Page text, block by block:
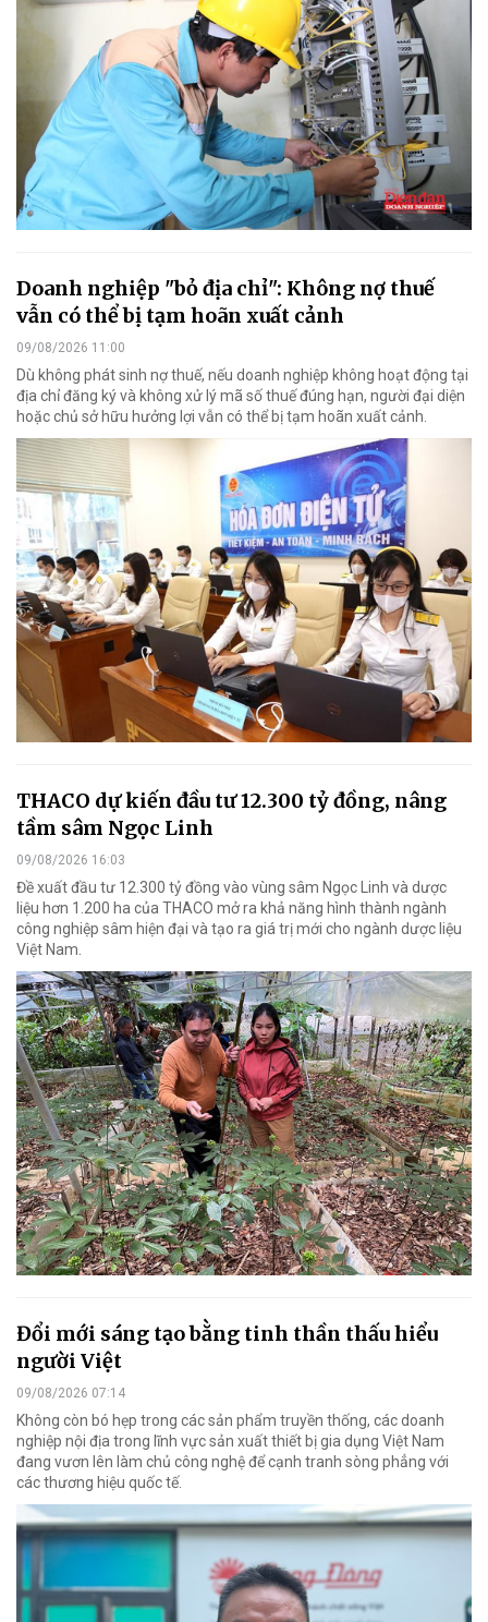
Doanh nghiệp "bỏ địa chỉ": Không nợ thuế
vẫn có thể bị tạm hoãn xuất cảnh
09/08/2026 11:00
Dù không phát sinh nợ thuế, nếu doanh nghiệp không hoạt động tại
địa chỉ đăng ký và không xử lý mã số thuế đúng hạn, người đại diện
hoặc chủ sở hữu hưởng lợi vẫn có thể bị tạm hoãn xuất cảnh.
THACO dự kiến đầu tư 12.300 tỷ đồng, nâng
tầm sâm Ngọc Linh
09/08/2026 16:03
Đề xuất đầu tư 12.300 tỷ đồng vào vùng sâm Ngọc Linh và dược
liệu hơn 1.200 ha của THACO mở ra khả năng hình thành ngành
công nghiệp sâm hiện đại và tạo ra giá trị mới cho ngành dược liệu
Việt Nam.
Đổi mới sáng tạo bằng tinh thần thấu hiểu
người Việt
09/08/2026 07:14
Không còn bó hẹp trong các sản phẩm truyền thống, các doanh
nghiệp nội địa trong lĩnh vực sản xuất thiết bị gia dụng Việt Nam
đang vươn lên làm chủ công nghệ để cạnh tranh sòng phẳng với
các thương hiệu quốc tế.